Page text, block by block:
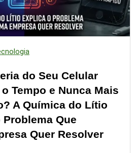
do Seu Celular
Tempo e Nunca Mais
A Química do Lítio
Que
Quer Resolver